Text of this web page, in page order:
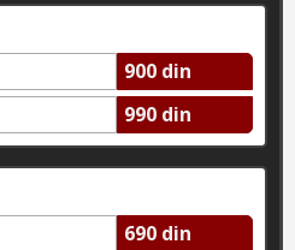
900 din
990 din
690 din